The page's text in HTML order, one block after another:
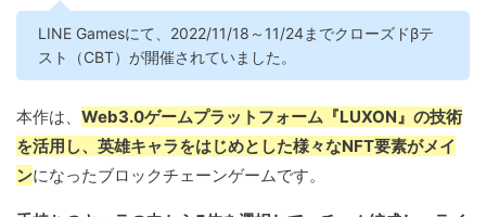
LINE Gamesにて、2022/11/18～11/24までクローズドβテ
スト（CBT）が開催されていました。
本作は、 Web3.0ゲームプラットフォーム『LUXON』の技術
を活用し、英雄キャラをはじめとした様々なNFT要素がメイ
ンになったブロックチェーンゲームです。